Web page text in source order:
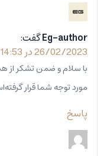
Eg-authorگفت:
26/02/2023 در 14:53
با سلام و ضمن تشکر از
مورد توجه شما قرار
پاسخ